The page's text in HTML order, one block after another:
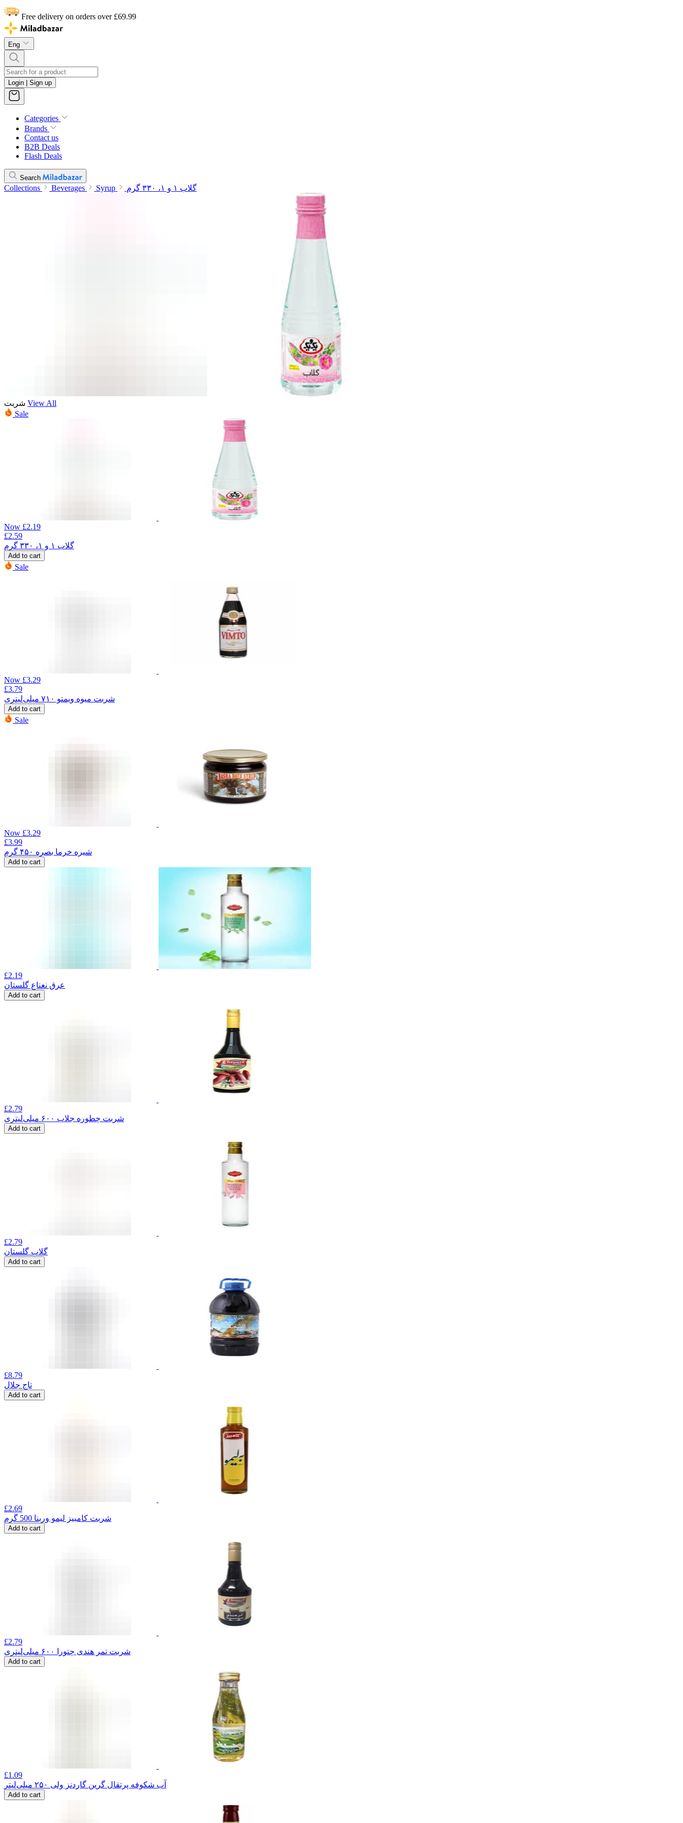
Free delivery on orders over £69.99
Eng
Login | Sign up
Categories
Brands
Contact us
B2B Deals
Flash Deals
Search
Collections Beverages Syrup گلاب ۱ و ۱، ۳۳۰ گرم
شربت View All
Sale
Now £2.19
£2.59
گلاب ۱ و ۱، ۳۳۰ گرم
Add to cart
Sale
Now £3.29
£3.79
شربت میوه ویمتو ۷۱۰ میلی‌لیتری
Add to cart
Sale
Now £3.29
£3.99
شیره خرما بصره ۴۵۰ گرم
Add to cart
£2.19
عرق نعناع گلستان
Add to cart
£2.79
شربت چطوره جلاب ۶۰۰ میلی‌لیتری
Add to cart
£2.79
گلاب گلستان
Add to cart
£8.79
تاج جلال
Add to cart
£2.69
شربت کامبیز لیمو وربنا 500 گرم
Add to cart
£2.79
شربت تمر هندی چتورا ۶۰۰ میلی‌لیتری
Add to cart
£1.09
آب شکوفه پرتقال گرین گاردنز ولی ۲۵۰ میلی‌لیتر
Add to cart